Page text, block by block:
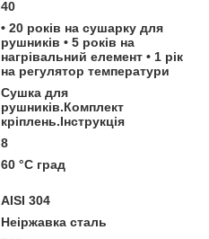
40
• 20 років на сушарку для
рушників • 5 років на
нагрівальний елемент • 1 рік
на регулятор температури
Сушка для
рушників.Комплект
кріплень.Інструкція
8
60 °С град
AISI 304
Неіржавка сталь